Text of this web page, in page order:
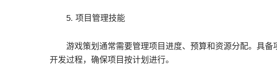
5. 项目管理技能
游戏策划通常需要管理项目进度、预算和资源分配。具备
开发过程，确保项目按计划进行。